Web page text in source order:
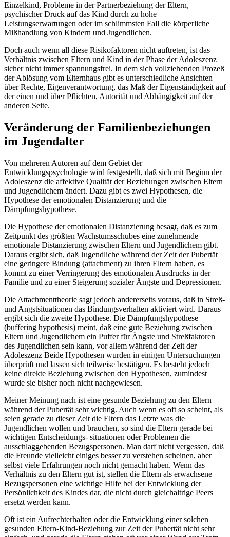
Einzelkind, Probleme in der Partnerbeziehung der Eltern,
psychischer Druck auf das Kind durch zu hohe
Leistungserwartungen oder im schlimmsten Fall die körperliche
Mißhandlung von Kindern und Jugendlichen.
Doch auch wenn all diese Risikofaktoren nicht auftreten, ist das
Verhältnis zwischen Eltern und Kind in der Phase der Adoleszenz
sicher nicht immer spannungsfrei. In dem sich vollziehenden Prozeß
der Ablösung vom Elternhaus gibt es unterschiedliche Ansichten
über Rechte, Eigenverantwortung, das Maß der Eigenständigkeit auf
der einen und über Pflichten, Autorität und Abhängigkeit auf der
anderen Seite.
Veränderung der Familienbeziehungen
im Jugendalter
Von mehreren Autoren auf dem Gebiet der
Entwicklungspsychologie wird festgestellt, daß sich mit Beginn der
Adoleszenz die affektive Qualität der Beziehungen zwischen Eltern
und Jugendlichem ändert. Dazu gibt es zwei Hypothesen, die
Hypothese der emotionalen Distanzierung und die
Dämpfungshypothese.
Die Hypothese der emotionalen Distanzierung besagt, daß es zum
Zeitpunkt des größten Wachstumsschubes eine zunehmende
emotionale Distanzierung zwischen Eltern und Jugendlichem gibt.
Daraus ergibt sich, daß Jugendliche während der Zeit der Pubertät
eine geringere Bindung (attachment) zu ihren Eltern haben, es
kommt zu einer Verringerung des emotionalen Ausdrucks in der
Familie und zu einer Steigerung sozialer Ängste und Depressionen.
Die Attachmenttheorie sagt jedoch andererseits voraus, daß in Streß-
und Angstsituationen das Bindungsverhalten aktiviert wird. Daraus
ergibt sich die zweite Hypothese. Die Dämpfungshypothese
(buffering hypothesis) meint, daß eine gute Beziehung zwischen
Eltern und Jugendlichem ein Puffer für Ängste und Streßfaktoren
des Jugendlichen sein kann, vor allem während der Zeit der
Adoleszenz Beide Hypothesen wurden in einigen Untersuchungen
überprüft und lassen sich teilweise bestätigen. Es besteht jedoch
keine direkte Beziehung zwischen den Hypothesen, zumindest
wurde sie bisher noch nicht nachgewiesen.
Meiner Meinung nach ist eine gesunde Beziehung zu den Eltern
während der Pubertät sehr wichtig. Auch wenn es oft so scheint, als
seien gerade zu dieser Zeit die Eltern das Letzte was die
Jugendlichen wollen und brauchen, so sind die Eltern gerade bei
wichtigen Entscheidungs- situationen oder Problemen die
ausschlaggebenden Bezugspersonen. Man darf nicht vergessen, daß
die Freunde vielleicht einiges besser zu verstehen scheinen, aber
selbst viele Erfahrungen noch nicht gemacht haben. Wenn das
Verhältnis zu den Eltern gut ist, stellen die Eltern als erwachsene
Bezugspersonen eine wichtige Hilfe bei der Entwicklung der
Persönlichkeit des Kindes dar, die nicht durch gleichaltrige Peers
ersetzt werden kann.
Oft ist ein Aufrechterhalten oder die Entwicklung einer solchen
gesunden Eltern-Kind-Beziehung zur Zeit der Pubertät nicht sehr